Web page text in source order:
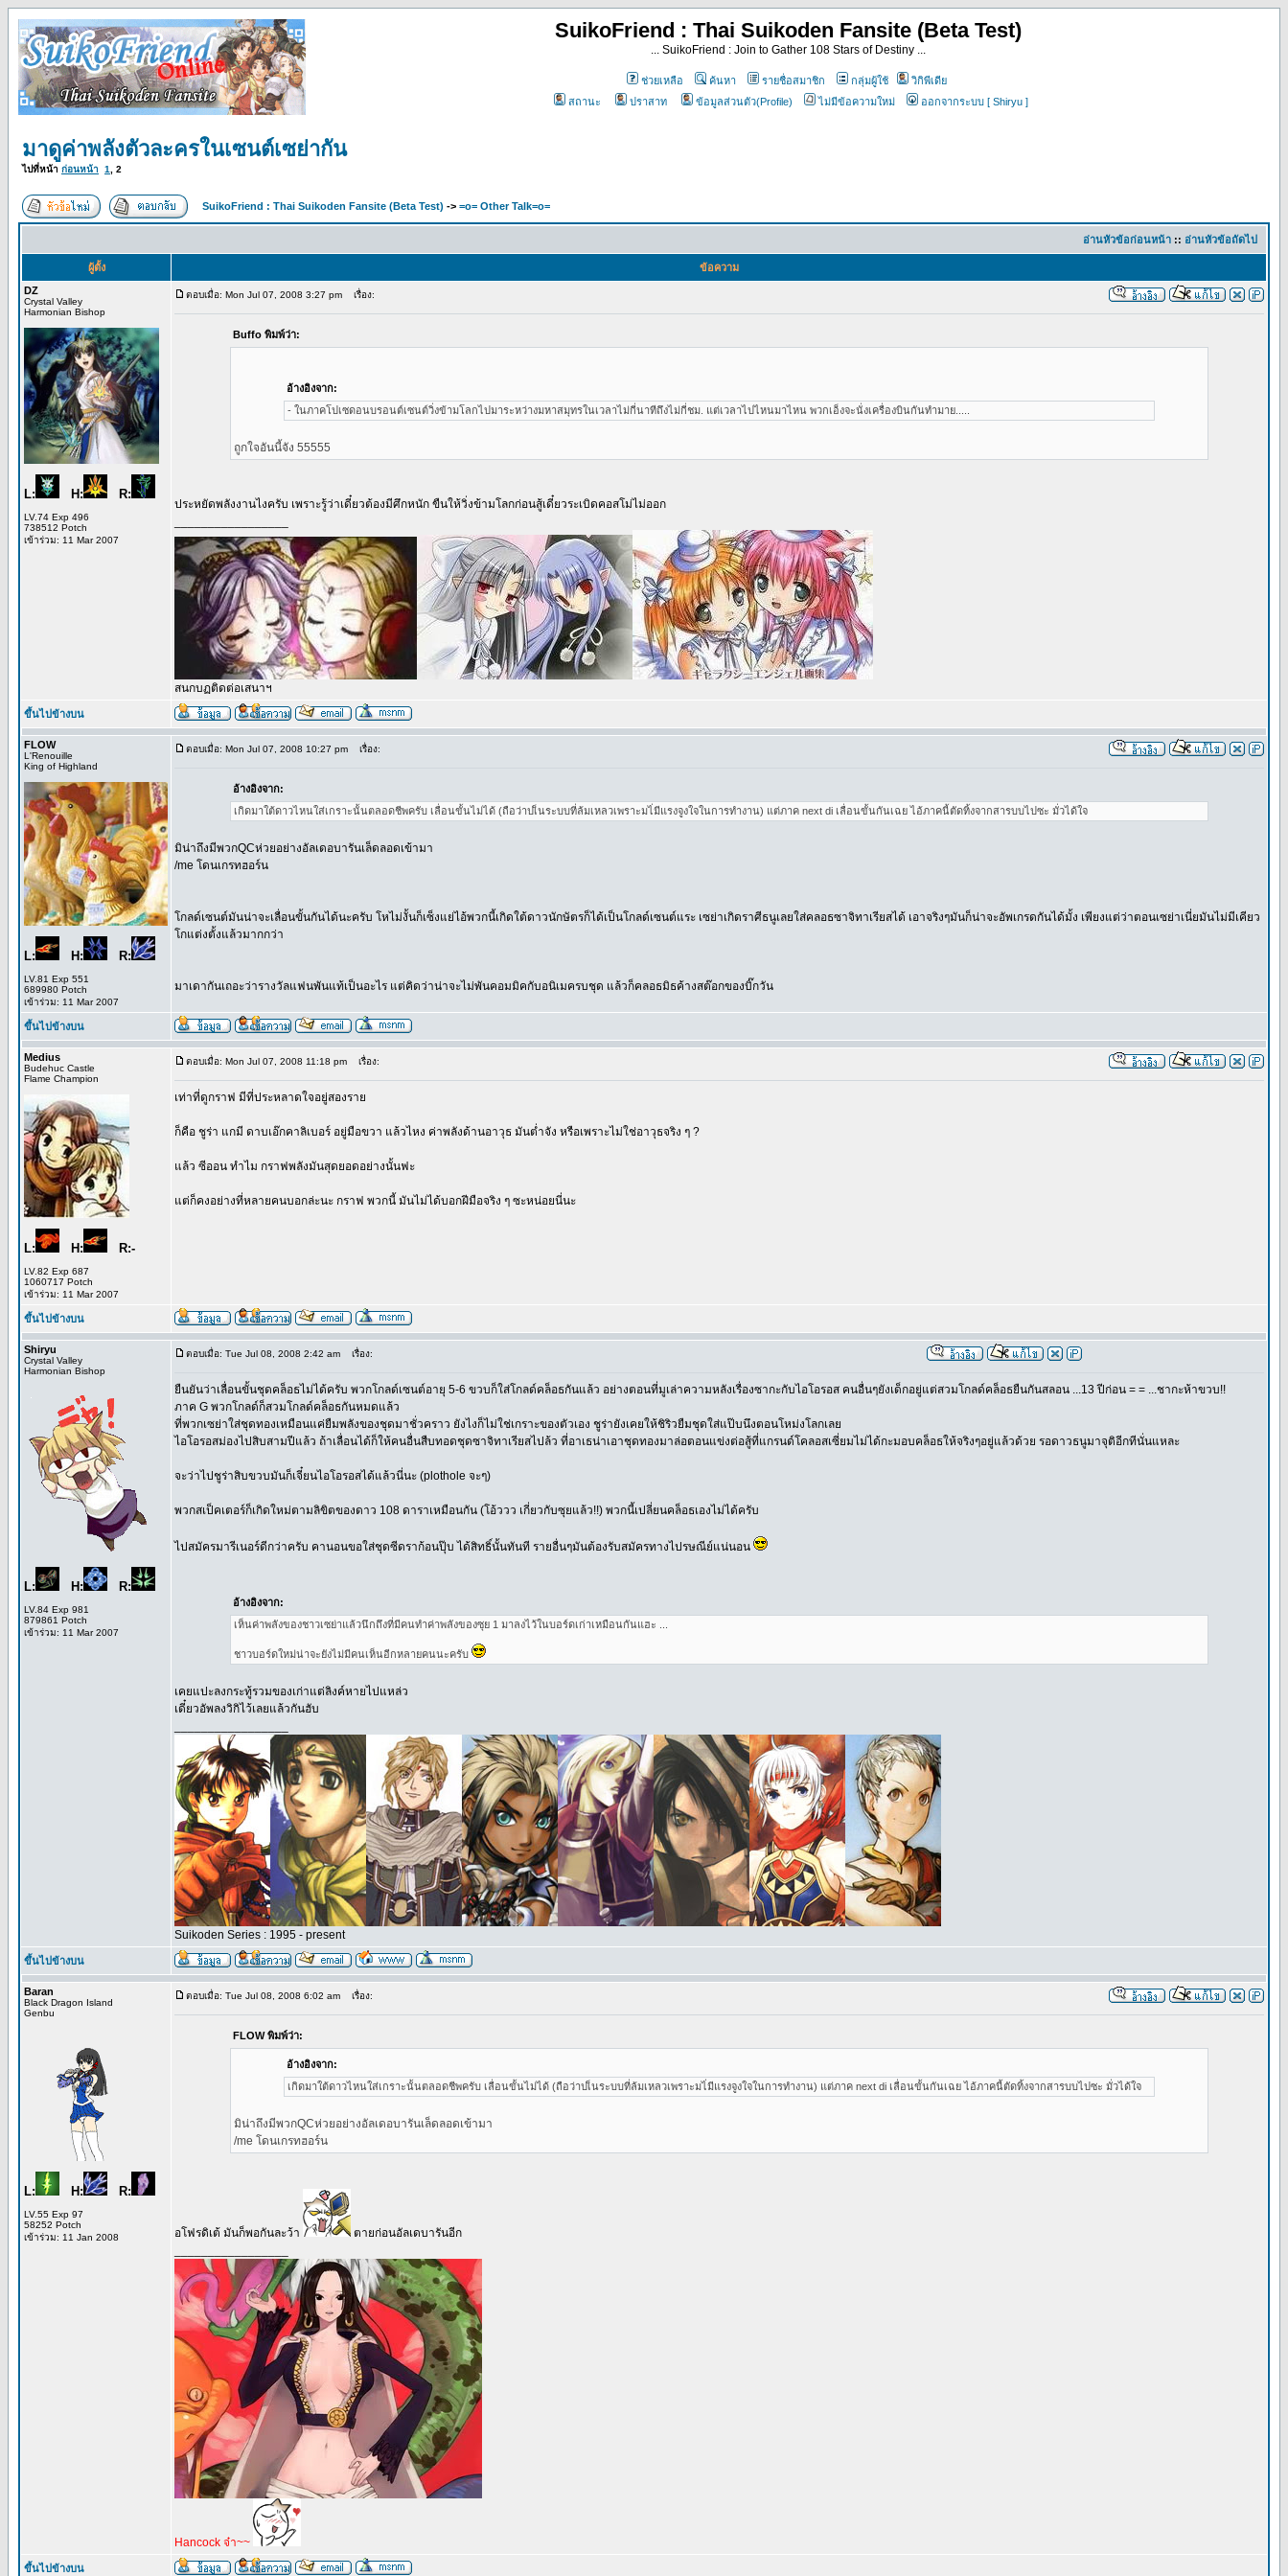
SuikoFriend : Thai Suikoden Fansite (Beta Test)
... SuikoFriend : Join to Gather 108 Stars of Destiny ...
ช่วยเหลือ ค้นหา รายชื่อสมาชิก กลุ่มผู้ใช้
วิกิพีเดีย
สถานะ
ปราสาท ข้อมูลส่วนตัว(Profile) ไม่มีข้อความใหม่ ออกจากระบบ [ Shiryu ]
มาดูค่าพลังตัวละครในเซนต์เซย่ากัน
ไปที่หน้า ก่อนหน้า 1 2
SuikoFriend : Thai Suikoden Fansite (Beta Test) -> =o= Other Talk=o=
อ่านหัวข้อก่อนหน้า :: อ่านหัวข้อถัดไป
ผู้ตั้ง
ข้อความ
DZ
Crystal Valley
Harmonian Bishop
L: H: R:
LV.74 Exp 496
738512 Potch
เข้าร่วม: 11 Mar 2007
ตอบเมื่อ: Mon Jul 07, 2008 3:27 pm เรื่อง:
Buffo พิมพ์ว่า:
อ้างอิงจาก:
- ในภาคโปเซดอนบรอนต์เซนต์วิ่งข้ามโลกไปมาระหว่างมหาสมุทรในเวลาไม่กี่นาทีถึงไม่กี่ชม. แต่เวลาไปไหนมาไหน พวกเอ็งจะนั่งเครื่องบินกันทำมาย.....
ถูกใจอันนี้จัง 55555
ประหยัดพลังงานไงครับ เพราะรู้ว่าเดี๋ยวต้องมีศึกหนัก ขืนให้วิ่งข้ามโลกก่อนสู้เดี๋ยวระเบิดคอสโม่ไม่ออก
สนกบฏติดต่อเสนาฯ
ขึ้นไปข้างบน
FLOW
L'Renouille
King of Highland
L: H: R:
LV.81 Exp 551
689980 Potch
เข้าร่วม: 11 Mar 2007
ตอบเมื่อ: Mon Jul 07, 2008 10:27 pm เรื่อง:
อ้างอิงจาก:
เกิดมาใต้ดาวไหนใส่เกราะนั้นตลอดชีพครับ เลื่อนขั้นไม่ได้ (ถือว่าปเ็นระบบที่ล้มเหลวเพราะมไ่มีแรงจูงใจในการทำงาน) แต่ภาค next di เลื่อนขั้นกันเฉย ไอ้ภาคนี้ตัดทิ้งจากสารบบไปซะ มั่วได้ใจ
มิน่าถึงมีพวกQCห่วยอย่างอัลเดอบารันเล็ดลอดเข้ามา
/me โดนเกรทฮอร์น
โกลด์เซนต์มันน่าจะเลื่อนขั้นกันได้นะครับ โหไม่งั้นก็เซ็งแย่ไอ้พวกนี้เกิดใต้ดาวนักษัตรก็ได้เป็นโกลด์เซนต์แระ เซย่าเกิดราศีธนูเลยใส่คลอธซาจิทาเรียสได้ เอาจริงๆมันก็น่าจะอัพเกรดกันได้มั้ง เพียงแต่ว่าตอนเซย่าเนี่ยมันไม่มีเคียว
โกแต่งตั้งแล้วมากกว่า
มาเดากันเถอะว่ารางวัลแฟนพันแท้เป็นอะไร แต่คิดว่าน่าจะไม่พันคอมมิคกับอนิเมครบชุด แล้วก็คลอธมิธค้างสต๊อกของบิ๊กวัน
ขึ้นไปข้างบน
Medius
Budehuc Castle
Flame Champion
L: H: R:-
LV.82 Exp 687
1060717 Potch
เข้าร่วม: 11 Mar 2007
ตอบเมื่อ: Mon Jul 07, 2008 11:18 pm เรื่อง:
เท่าที่ดูกราฟ มีที่ประหลาดใจอยู่สองราย
ก็คือ ชูร่า แกมี ดาบเอ๊กคาลิเบอร์ อยู่มือขวา แล้วไหง ค่าพลังด้านอาวุธ มันต่ำจัง หรือเพราะไม่ใช่อาวุธจริง ๆ ?
แล้ว ซีออน ทำไม กราฟพลังมันสุดยอดอย่างนั้นฟะ
แต่ก็คงอย่างที่หลายคนบอกล่ะนะ กราฟ พวกนี้ มันไม่ได้บอกฝีมือจริง ๆ ซะหน่อยนี่นะ
ขึ้นไปข้างบน
Shiryu
Crystal Valley
Harmonian Bishop
L: H: R:
LV.84 Exp 981
879861 Potch
เข้าร่วม: 11 Mar 2007
ตอบเมื่อ: Tue Jul 08, 2008 2:42 am เรื่อง:
ยืนยันว่าเลื่อนขั้นชุดคล็อธไม่ได้ครับ พวกโกลด์เซนต์อายุ 5-6 ขวบก็ใส่โกลด์คล็อธกันแล้ว อย่างตอนที่มูเล่าความหลังเรื่องซากะกับไอโอรอส คนอื่นๆยังเด็กอยู่แต่สวมโกลด์คล็อธยืนกันสลอน ...13 ปีก่อน = = ...ชากะห้าขวบ!!
ภาค G พวกโกลด์ก็สวมโกลด์คล็อธกันหมดแล้ว
ที่พวกเซย่าใส่ชุดทองเหมือนแค่ยืมพลังของชุดมาชั่วคราว ยังไงก็ไม่ใช่เกราะของตัวเอง ชูร่ายังเคยให้ชิริวยืมชุดใส่แป๊บนึงตอนโหม่งโลกเลย
ไอโอรอสม่องไปสิบสามปีแล้ว ถ้าเลื่อนได้ก็ให้คนอื่นสืบทอดชุดซาจิทาเรียสไปล้ว ที่อาเธน่าเอาชุดทองมาล่อตอนแข่งต่อสู้ที่แกรนด์โคลอสเซี่ยมไม่ได้กะมอบคล็อธให้จริงๆอยู่แล้วด้วย รอดาวธนูมาจุติอีกทีนั่นแหละ
จะว่าไปชูร่าสิบขวบมันก็เจี๋ยนไอโอรอสได้แล้วนี่นะ (plothole จะๆ)
พวกสเป็คเตอร์ก็เกิดใหม่ตามลิขิตของดาว 108 ดาราเหมือนกัน (โอ้ววว เกี่ยวกับซุยแล้ว!!) พวกนี้เปลี่ยนคล็อธเองไม่ได้ครับ
ไปสมัครมารีเนอร์ดีกว่าครับ คานอนขอใส่ชุดซีดราก้อนปุ๊บ ได้สิทธิ์นั้นทันที รายอื่นๆมันต้องรับสมัครทางไปรษณีย์แน่นอน
อ้างอิงจาก:
เห็นค่าพลังของชาวเซย่าแล้วนึกถึงที่มีคนทำค่าพลังของซุย 1 มาลงไว้ในบอร์ดเก่าเหมือนกันแฮะ ...
ชาวบอร์ดใหม่น่าจะยังไม่มีคนเห็นอีกหลายคนนะครับ
เคยแปะลงกระทู้รวมของเก่าแต่ลิงค์หายไปแหล่ว
เดี๋ยวอัพลงวิกิไว้เลยแล้วกันฮับ
Suikoden Series : 1995 - present
ขึ้นไปข้างบน
Baran
Black Dragon Island
Genbu
L: H: R:
LV.55 Exp 97
58252 Potch
เข้าร่วม: 11 Jan 2008
ตอบเมื่อ: Tue Jul 08, 2008 6:02 am เรื่อง:
FLOW พิมพ์ว่า:
อ้างอิงจาก:
เกิดมาใต้ดาวไหนใส่เกราะนั้นตลอดชีพครับ เลื่อนขั้นไม่ได้ (ถือว่าปเ็นระบบที่ล้มเหลวเพราะมไ่มีแรงจูงใจในการทำงาน) แต่ภาค next di เลื่อนขั้นกันเฉย ไอ้ภาคนี้ตัดทิ้งจากสารบบไปซะ มั่วได้ใจ
มิน่าถึงมีพวกQCห่วยอย่างอัลเดอบารันเล็ดลอดเข้ามา
/me โดนเกรทฮอร์น
อโฟรดิเต้ มันก็พอกันละว้า
ตายก่อนอัลเดบารันอีก
Hancock จ๋า~~
ขึ้นไปข้างบน